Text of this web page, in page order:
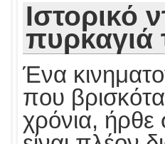
Ιστορικό
πυρκαγιά
Ένα
που
χρόνια, ήρθε